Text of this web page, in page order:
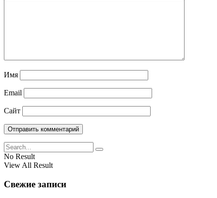
Имя
Email
Сайт
No Result
View All Result
Свежие записи